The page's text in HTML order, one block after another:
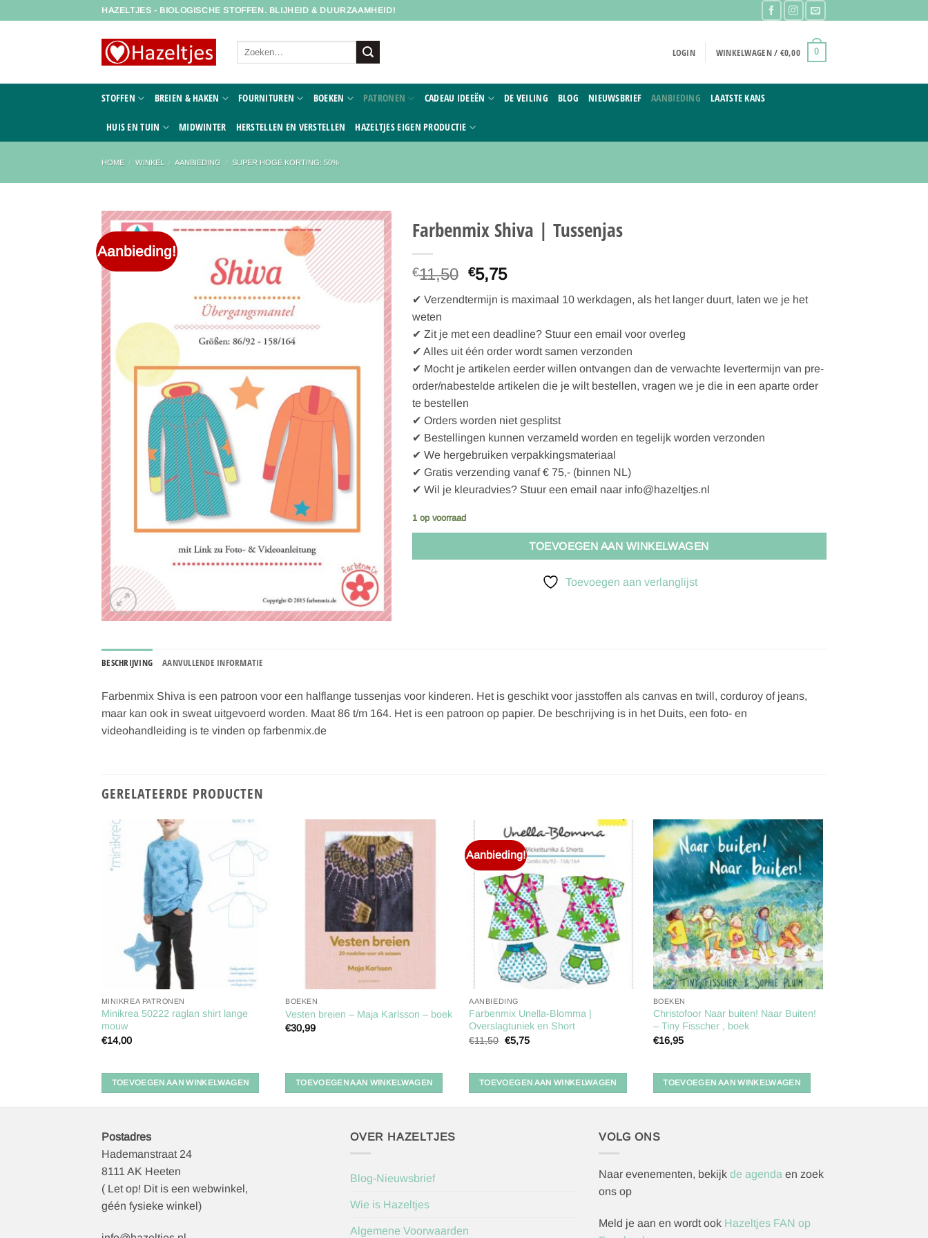
HAZELTJES - BIOLOGISCHE STOFFEN. BLIJHEID & DUURZAAMHEID!
Zoeken
LOGIN WINKELWAGEN / €0,00 0
STOFFEN BREIEN & HAKEN FOURNITUREN BOEKEN PATRONEN CADEAU IDEEËN DE VEILING BLOG NIEUWSBRIEF AANBIEDING LAATSTE KANS
HUIS EN TUIN MIDWINTER HERSTELLEN EN VERSTELLEN HAZELTJES EIGEN PRODUCTIE
HOME / WINKEL / AANBIEDING / SUPER HOGE KORTING: 50%
Aanbieding!
Toevoegen
aan
verlanglijst
Farbenmix Shiva | Tussenjas
€11,50 Oorspronkelijke
was:
€5,75Huidige
is:
✔ Verzendtermijn is maximaal 10 werkdagen, als het langer duurt, laten we je het
weten
✔ Zit je met een deadline? Stuur een email voor overleg
✔ Alles uit één order wordt samen verzonden
✔ Mocht je artikelen eerder willen ontvangen dan de verwachte levertermijn van pre-
order/nabestelde artikelen die je wilt bestellen, vragen we je die in een aparte order
te bestellen
✔ Orders worden niet gesplitst
✔ Bestellingen kunnen verzameld worden en tegelijk worden verzonden
✔ We hergebruiken verpakkingsmateriaal
✔ Gratis verzending vanaf € 75,- (binnen NL)
✔ Wil je kleuradvies? Stuur een email naar info@hazeltjes.nl
1 op voorraad
TOEVOEGEN AAN WINKELWAGEN
Toevoegen aan verlanglijst
BESCHRIJVING AANVULLENDE INFORMATIE
Farbenmix Shiva is een patroon voor een halflange tussenjas voor kinderen. Het is geschikt voor jasstoffen als canvas en twill, corduroy of jeans,
maar kan ook in sweat uitgevoerd worden. Maat 86 t/m 164. Het is een patroon op papier. De beschrijving is in het Duits, een foto- en
videohandleiding is te vinden op farbenmix.de
GERELATEERDE PRODUCTEN
Toevoegen
verlanglijst
MINIKREA PATRONEN
Minikrea 50222 raglan shirt lange
mouw
€14,00
TOEVOEGEN AAN WINKELWAGEN
Toevoegen
verlanglijst
BOEKEN
Vesten breien – Maja Karlsson – boek
€30,99
TOEVOEGEN AAN WINKELWAGEN
Aanbieding!
Toevoegen
verlanglijst
AANBIEDING
Farbenmix Unella-Blomma |
Overslagtuniek en Short
€11,50 Oorspronkelijke
€5,75Huidige
TOEVOEGEN AAN WINKELWAGEN
Toevoegen
aan
verlanglijst
BOEKEN
Christofoor Naar buiten! Naar Buiten!
– Tiny Fisscher , boek
€16,95
TOEVOEGEN AAN WINKELWAGEN
Postadres
Hademanstraat 24
8111 AK Heeten
( Let op! Dit is een webwinkel,
géén fysieke winkel)
OVER HAZELTJES
Blog-Nieuwsbrief
Wie is Hazeltjes
Algemene Voorwaarden
VOLG ONS
Naar evenementen, bekijk de agenda en zoek
ons op
Meld je aan en wordt ook Hazeltjes FAN op